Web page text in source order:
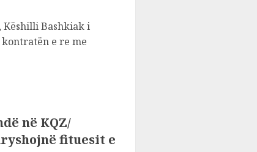
Këshilli Bashkiak i
e re me
në KQZ/
fituesit e